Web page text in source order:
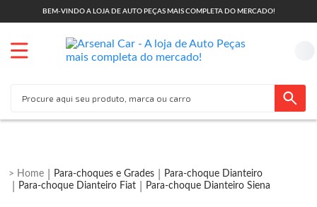
BEM-VINDO A LOJA DE AUTO PEÇAS MAIS COMPLETA DO MERCADO!
Para-choques e Grades
Para-choque Dianteiro
Para-choque Dianteiro Fiat
Para-choque Dianteiro Siena